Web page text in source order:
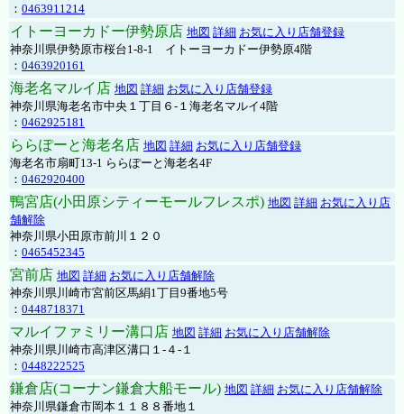
： 0463911214
イトーヨーカドー伊勢原店 地図 詳細 お気に入り店舗登録
神奈川県伊勢原市桜台1-8-1 イトーヨーカドー伊勢原4階
： 0463920161
海老名マルイ店 地図 詳細 お気に入り店舗登録
神奈川県海老名市中央１丁目６-１海老名マルイ4階
： 0462925181
ららぽーと海老名店 地図 詳細 お気に入り店舗登録
海老名市扇町13-1 ららぽーと海老名4F
： 0462920400
鴨宮店(小田原シティーモールフレスポ) 地図 詳細 お気に入り店
舗解除
神奈川県小田原市前川１２０
： 0465452345
宮前店 地図 詳細 お気に入り店舗解除
神奈川県川崎市宮前区馬絹1丁目9番地5号
： 0448718371
マルイファミリー溝口店 地図 詳細 お気に入り店舗解除
神奈川県川崎市高津区溝口１-４-１
： 0448222525
鎌倉店(コーナン鎌倉大船モール) 地図 詳細 お気に入り店舗解除
神奈川県鎌倉市岡本１１８８番地１